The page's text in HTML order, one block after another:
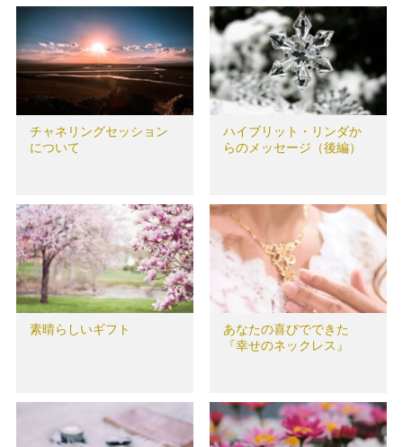
チャネリングセッション
について
ハイブリット・リンダか
らのメッセージ（後編）
素晴らしいギフト
あなたの喜びでできた
『幸せのネックレス』